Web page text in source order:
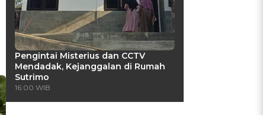
Pengintai Misterius dan CCTV
Mendadak, Kejanggalan di Rumah
Sutrimo
16:00 WIB